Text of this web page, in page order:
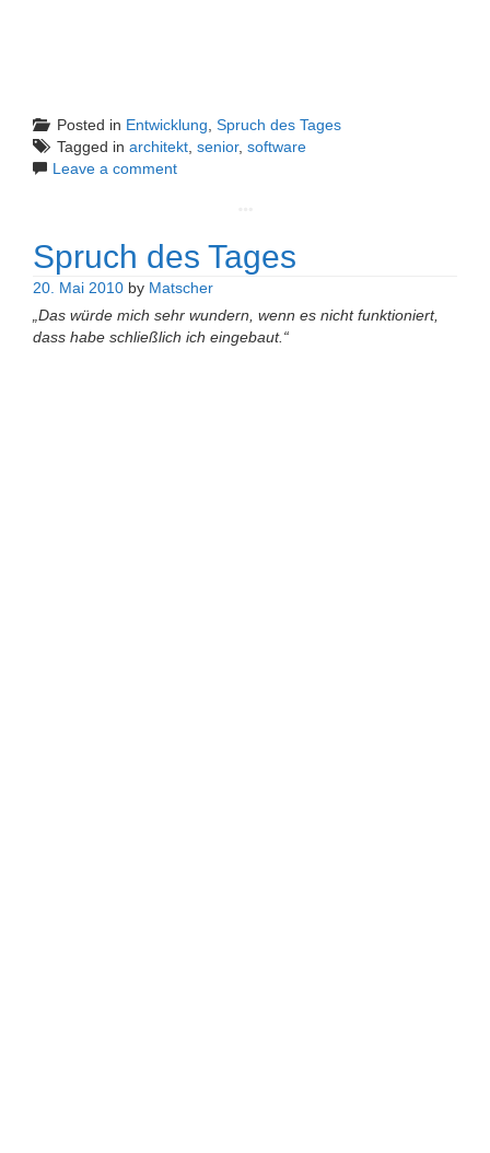
Posted in Entwicklung, Spruch des Tages
Tagged in architekt, senior, software
Leave a comment
Spruch des Tages
20. Mai 2010 by Matscher
„Das würde mich sehr wundern, wenn es nicht funktioniert,
dass habe schließlich ich eingebaut.“